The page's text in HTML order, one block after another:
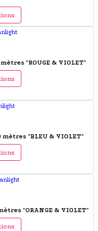
"ROUGE & VIOLET"
"BLEU & VIOLET"
"ORANGE & VIOLET"